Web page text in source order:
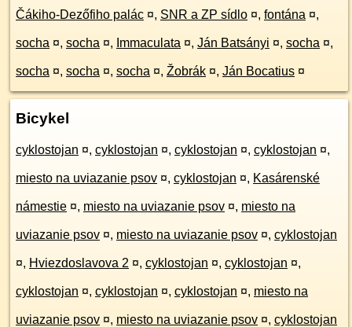
Čákiho-Dezőfiho palác ¤, SNR a ZP sídlo ¤, fontána ¤,
socha ¤, socha ¤, Immaculata ¤, Ján Batsányi ¤, socha ¤,
socha ¤, socha ¤, socha ¤, Žobrák ¤, Ján Bocatius ¤
Bicykel
cyklostojan ¤, cyklostojan ¤, cyklostojan ¤, cyklostojan ¤,
miesto na uviazanie psov ¤, cyklostojan ¤, Kasárenské
námestie ¤, miesto na uviazanie psov ¤, miesto na
uviazanie psov ¤, miesto na uviazanie psov ¤, cyklostojan
¤, Hviezdoslavova 2 ¤, cyklostojan ¤, cyklostojan ¤,
cyklostojan ¤, cyklostojan ¤, cyklostojan ¤, miesto na
uviazanie psov ¤, miesto na uviazanie psov ¤, cyklostojan